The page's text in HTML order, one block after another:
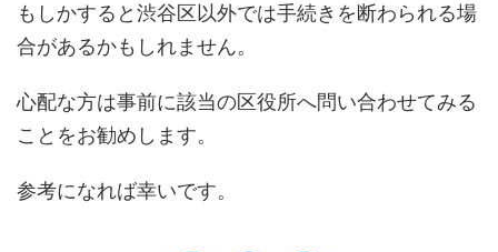
もしかすると渋谷区以外では手続きを断わられる場
合があるかもしれません。
心配な方は事前に該当の区役所へ問い合わせてみる
ことをお勧めします。
参考になれば幸いです。